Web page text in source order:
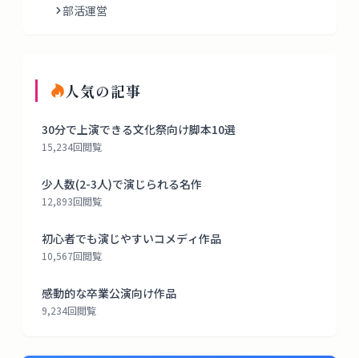
部活運営
人気の記事
30分で上演できる文化祭向け脚本10選
15,234回閲覧
少人数(2-3人)で演じられる名作
12,893回閲覧
初心者でも演じやすいコメディ作品
10,567回閲覧
感動的な卒業公演向け作品
9,234回閲覧